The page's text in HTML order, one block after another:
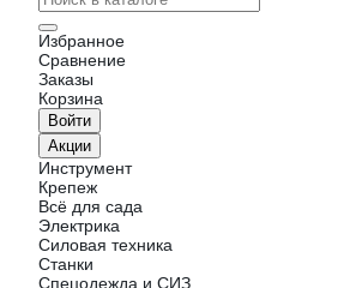
Избранное
Сравнение
Заказы
Корзина
Войти
Акции
Инструмент
Крепеж
Всё для сада
Электрика
Силовая техника
Станки
Спецодежда и СИЗ